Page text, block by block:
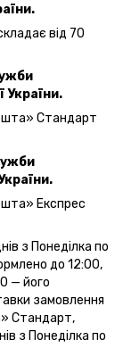
від 70
України.
Стандарт
Експрес
з Понеділка по
до 12:00,
— його
замовлення
Стандарт,
з Понеділка по